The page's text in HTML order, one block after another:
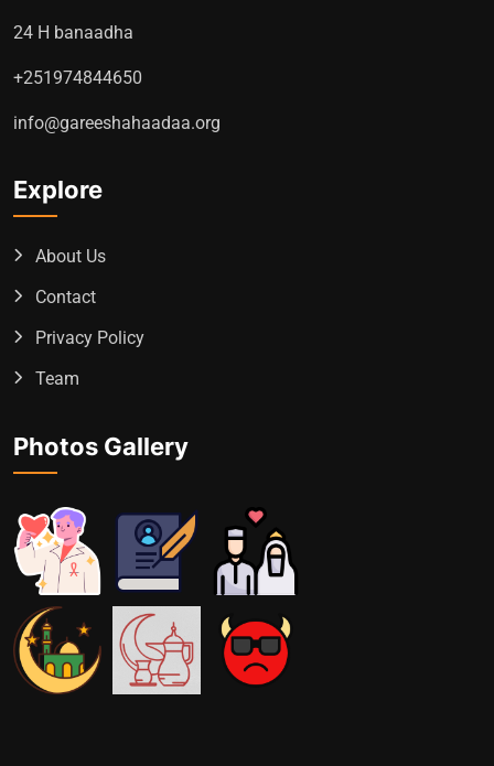
24 H banaadha
+251974844650
info@gareeshahaadaa.org
Explore
About Us
Contact
Privacy Policy
Team
Photos Gallery